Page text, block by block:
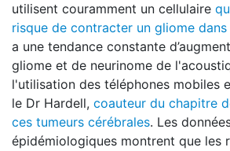
utilisent couramment un cellulaire
risque de contracter un gliome
a une tendance constante
gliome et de neurinome de
l'utilisation des téléphones mobiles
le Dr Hardell, coauteur du chapitre
ces tumeurs cérébrales. Les
épidémiologiques montrent que les